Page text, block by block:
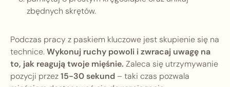
zbędnych skrętów.
Podczas pracy z paskiem kluczowe jest skupienie się na
technice.Wykonuj ruchy powoli i zwracaj uwagę na
to, jak reagują twoje mięśnie. Zaleca się utrzymywanie
pozycji przez15-30 sekund– taki czas pozwala